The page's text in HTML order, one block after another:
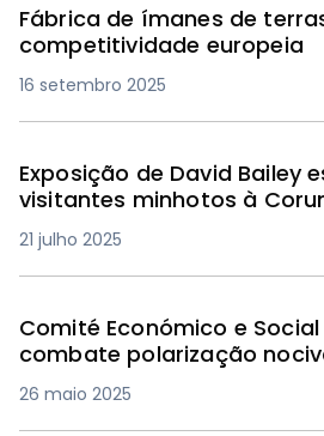
Fábrica de ímanes de
competitividade europeia
16 setembro 2025
Exposição de David Bailey
visitantes minhotos à
21 julho 2025
Comité Económico e Social
combate polarização
26 maio 2025